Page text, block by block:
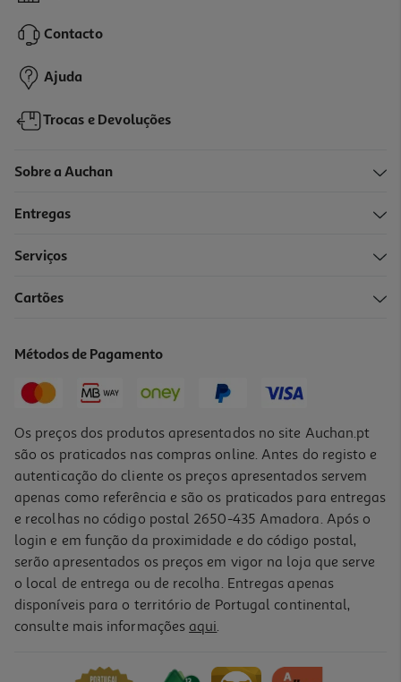
Contacto
Ajuda
Trocas e Devoluções
Sobre a Auchan
Entregas
Serviços
Cartões
Métodos de Pagamento
Os preços dos produtos apresentados no site Auchan.pt
são os praticados nas compras online. Antes do registo e
autenticação do cliente os preços apresentados servem
apenas como referência e são os praticados para entregas
e recolhas no código postal 2650-435 Amadora. Após o
login e em função da proximidade e do código postal,
serão apresentados os preços em vigor na loja que serve
o local de entrega ou de recolha. Entregas apenas
disponíveis para o território de Portugal continental,
consulte mais informações aqui.